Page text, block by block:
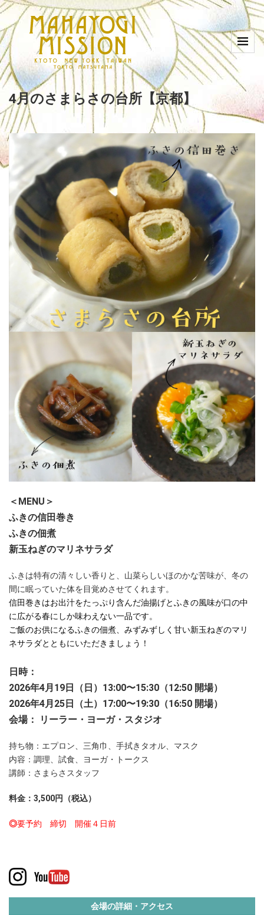
4月のさまらさの台所【京都】
＜MENU＞
ふきの信田巻き
ふきの佃煮
新玉ねぎのマリネサラダ
ふきは特有の清々しい香りと、山菜らしいほのかな苦味が、冬の
間に眠っていた体を目覚めさせてくれます。
信田巻きはお出汁をたっぷり含んだ油揚げとふきの風味が口の中
に広がる春にしか味わえない一品です。
ご飯のお供になるふきの佃煮、みずみずしく甘い新玉ねぎのマリ
ネサラダとともにいただきましょう！
日時：
2026年4月19日（日）13:00〜15:30（12:50 開場）
2026年4月25日（土）17:00〜19:30（16:50 開場）
会場： リーラー・ヨーガ・スタジオ
持ち物：エプロン、三角巾、手拭きタオル、マスク
内容：調理、試食、ヨーガ・トークス
講師：さまらさスタッフ
料金： 3,500円（税込）
◎要予約 締切 開催４日前
会場の詳細・アクセス